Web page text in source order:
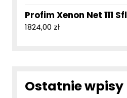
Profim Xenon Net 111 Sfl
1824,00 zł
Ostatnie wpisy